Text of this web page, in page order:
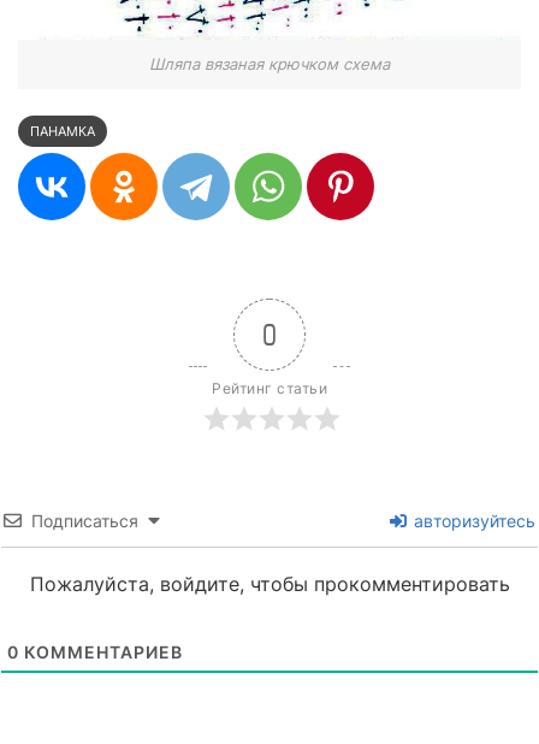
Шляпа вязаная крючком схема
ПАНАМКА
0
Рейтинг статьи
Подписаться авторизуйтесь
Пожалуйста, войдите, чтобы прокомментировать
0 КОММЕНТАРИЕВ